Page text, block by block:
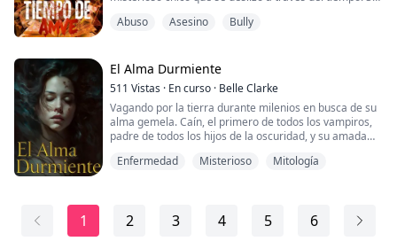
una maldición que ha perseguido cada vida en la que
Mientras Meta lucha por recuperar el amor que una
vez compartieron, Thyme es consumido por el regreso
de un trauma ...
Abuso Asesino Bully
El Alma Durmiente
511 Vistas · En curso · Belle Clarke
Vagando por la tierra durante milenios en busca de su
alma gemela. Caín, el primero de todos los vampiros,
padre de todos los hijos de la oscuridad, y su amada
lo que era bueno. Eso fue hasta que una pequeña secta
Enfermedad Misterioso Mitología
1 2 3 4 5 6